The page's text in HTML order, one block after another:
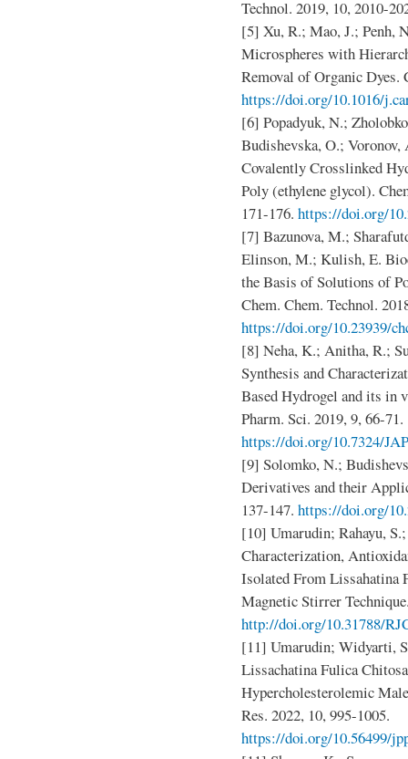
Technol. 2019, 10, 2010-
[5] Xu, R.; Mao, J.; Penh,
Microspheres with
Removal of Organic Dyes.
https://doi.org/10.1016/
[6] Popadyuk, N.;
Budishevska, O.;
Covalently Crosslinked
Poly (ethylene glycol).
171-176. https://doi.org/
[7] Bazunova, M.;
Elinson, M.; Kulish, E.
the Basis of Solutions of
Chem. Chem. Technol.
https://doi.org/10.23939/
[8] Neha, K.; Anitha, R.;
Synthesis and
Based Hydrogel and its
Pharm. Sci. 2019, 9, 66-71.
https://doi.org/10.7324/
[9] Solomko, N.;
Derivatives and their
137-147. https://doi.org/
[10] Umarudin; Rahayu,
Characterization,
Isolated From Lissahatina
Magnetic Stirrer
http://doi.org/10.31788/
[11] Umarudin; Widyarti,
Lissachatina Fulica
Hypercholesterolemic
Res. 2022, 10, 995-1005.
https://doi.org/10.56499/